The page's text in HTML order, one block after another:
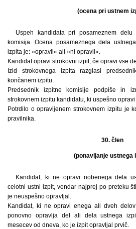
(ocena pri ustnem
Uspeh kandidata pri posameznem
komisija. Ocena posameznega dela
izpita je: »opravil« ali »ni opravil«.
Kandidat opravi strokovni izpit, če opravi vse
Izid strokovnega izpita razglasi
končanem izpitu.
Predsednik izpitne komisije podpiše in
strokovnem izpitu kandidatu, ki uspešno opravi
Potrdilo o opravljenem strokovnem izpitu je
pravilnika.
30. člen
(ponavljanje ustnega
Kandidat, ki ne opravi nobenega dela
celotni ustni izpit, vendar najprej po preteku
je neuspešno opravljal.
Kandidat, ki ne opravi enega ali dveh
ponovno opravlja del ali dela ustnega
mesecev od dneva, ko je izpit opravljal prvič.